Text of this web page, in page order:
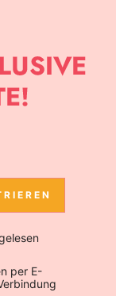
VOR
per E-